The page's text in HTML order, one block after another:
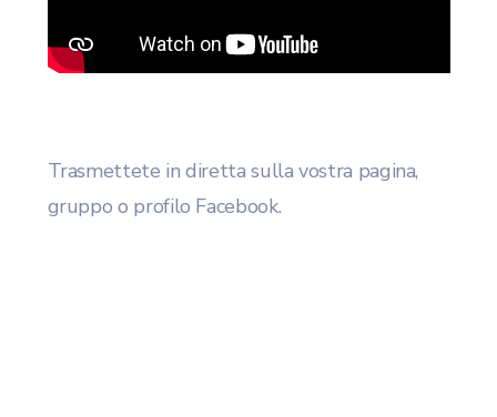
Trasmettete in diretta sulla vostra pagina,
gruppo o profilo Facebook.